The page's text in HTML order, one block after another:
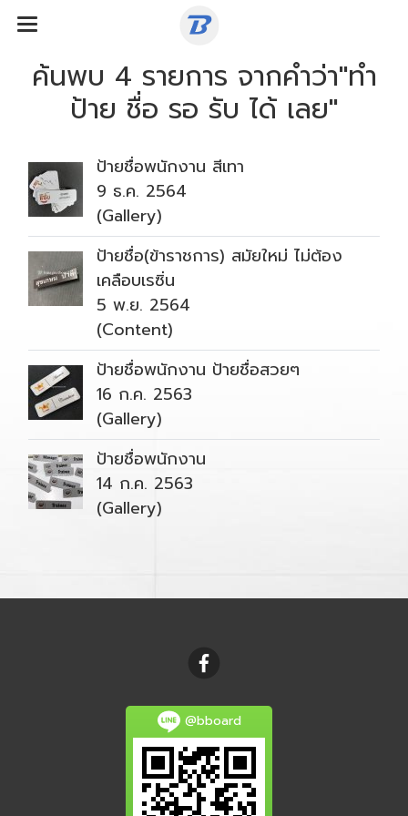
ค้นพบ 4 รายการ จากคำว่า"ทำ
ป้าย ชื่อ รอ รับ ได้ เลย"
ป้ายชื่อพนักงาน สีเทา
9 ธ.ค. 2564
(Gallery)
ป้ายชื่อ(ข้าราชการ) สมัยใหม่ ไม่ต้อง
เคลือบเรซิ่น
5 พ.ย. 2564
(Content)
ป้ายชื่อพนักงาน ป้ายชื่อสวยๆ
16 ก.ค. 2563
(Gallery)
ป้ายชื่อพนักงาน
14 ก.ค. 2563
(Gallery)
@bboard